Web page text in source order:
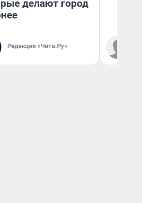
делают город
Редакция «Чита.Ру»